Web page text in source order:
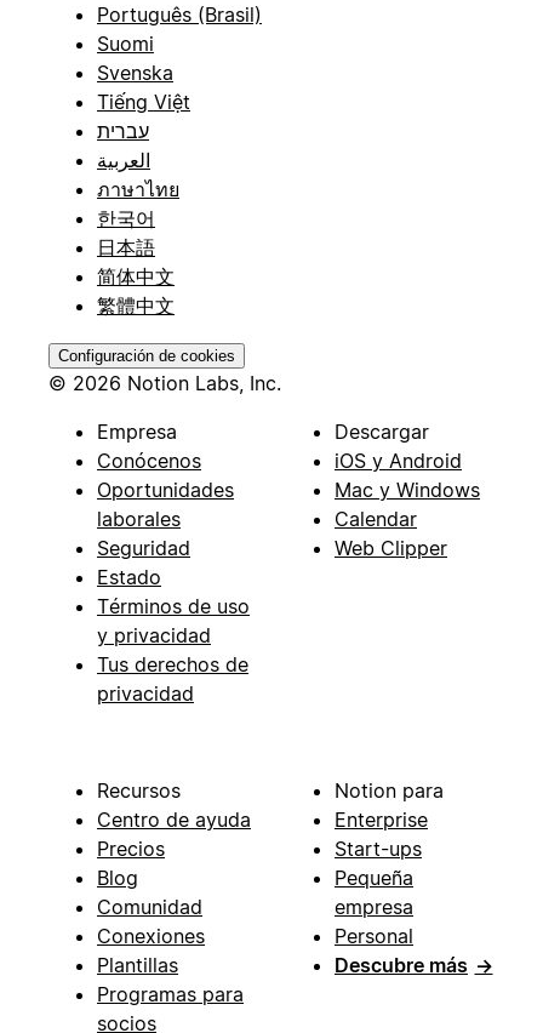
Português (Brasil)
Suomi
Svenska
Tiếng Việt
עברית
العربية
ภาษาไทย
한국어
日本語
简体中文
繁體中文
Configuración de cookies
© 2026 Notion Labs, Inc.
Empresa
Conócenos
Oportunidades
laborales
Seguridad
Estado
Términos de uso
y privacidad
Tus derechos de
privacidad
Descargar
iOS y Android
Mac y Windows
Calendar
Web Clipper
Recursos
Centro de ayuda
Precios
Blog
Comunidad
Conexiones
Plantillas
Programas para
socios
Notion para
Enterprise
Start-ups
Pequeña
empresa
Personal
Descubre más →